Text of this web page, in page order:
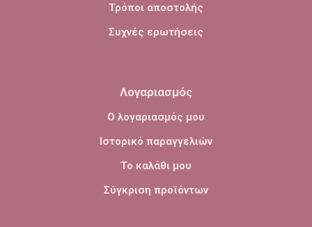
Τρόποι αποστολής
Συχνές ερωτήσεις
Λογαριασμός
Ο λογαριασμός μου
Ιστορικό παραγγελιών
Το καλάθι μου
Σύγκριση προϊόντων